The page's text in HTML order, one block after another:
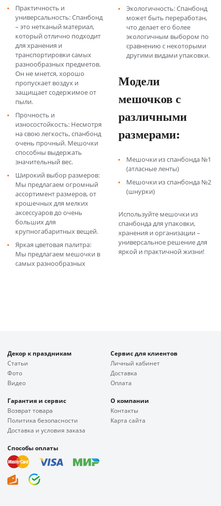
Практичность и
универсальность: Спанбонд
– это нетканый материал,
который отлично подходит
для хранения и
транспортировки самых
разнообразных предметов.
Он не мнется, хорошо
пропускает воздух и
защищает содержимое от
пыли.
Прочность и
износостойкость: Несмотря
на свою легкость, спанбонд
очень прочный. Мешочки
способны выдержать
значительный вес.
Широкий выбор размеров:
Мы предлагаем огромный
ассортимент размеров, от
крошечных для мелких
аксессуаров до очень
больших для
крупногабаритных вещей.
Яркая цветовая палитра:
Мы предлагаем мешочки в
самых разнообразных
Экологичность: Спанбонд
может быть переработан,
что делает его более
экологичным выбором по
сравнению с некоторыми
другими видами упаковки.
Модели
мешочков с
различными
размерами:
Мешочки из спанбонда №1
(атласные ленты)
Мешочки из спанбонда №2
(шнурки)
Используйте мешочки из
спанбонда для упаковки,
хранения и организации –
универсальное решение для
яркой и практичной жизни!
Декор к праздникам
Статьи
Фото
Видео
Сервис для клиентов
Личный кабинет
Доставка
Оплата
Гарантия и сервис
Возврат товара
Политика безопасности
Доставка и условия заказа
О компании
Контакты
Карта сайта
Способы оплаты